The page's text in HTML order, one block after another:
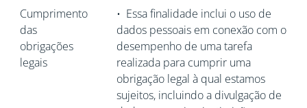
Cumprimento
das
obrigações
legais
• Essa finalidade inclui o uso de
dados pessoais em conexão com o
desempenho de uma tarefa
realizada para cumprir uma
obrigação legal à qual estamos
sujeitos, incluindo a divulgação de